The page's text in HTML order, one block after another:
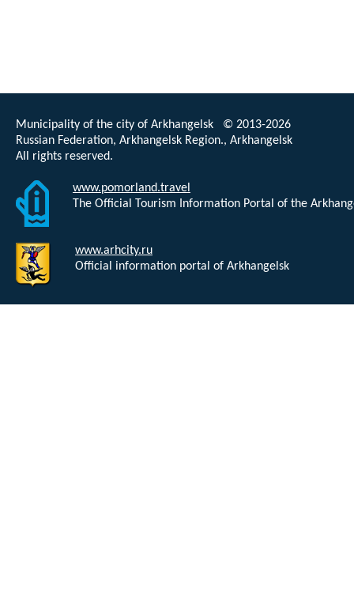
Municipality of the city of Arkhangelsk © 2013-2026
Russian Federation, Arkhangelsk Region., Arkhangelsk
All rights reserved.
www.pomorland.travel
The Official Tourism Information Portal of the
www.arhcity.ru
Official information portal of Arkhangelsk